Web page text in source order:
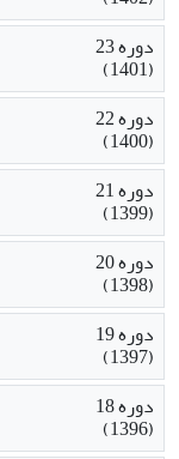
دوره 23
(1401)
دوره 22
(1400)
دوره 21
(1399)
دوره 20
(1398)
دوره 19
(1397)
دوره 18
(1396)